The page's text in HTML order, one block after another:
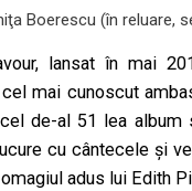
Boerescu (în reluare,
lansat în mai
mai cunoscut
de-al 51 lea album
cu cântecele şi
adus lui Edith